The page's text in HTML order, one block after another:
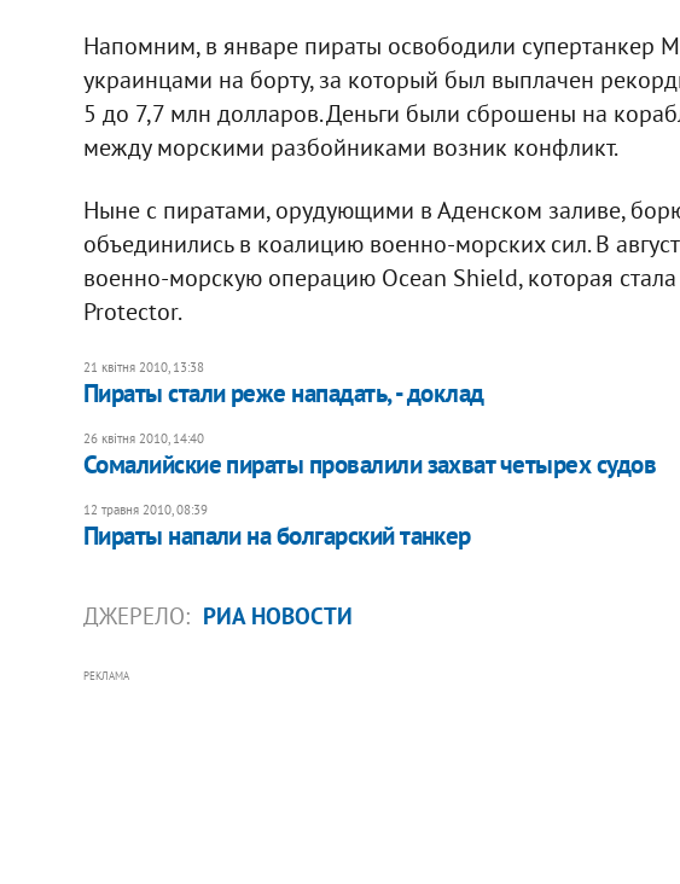
Напомним, в январе пираты освободили супертанкер
украинцами на борту, за который был выплачен
5 до 7,7 млн долларов. Деньги были сброшены на
между морскими разбойниками возник конфликт.
Ныне с пиратами, орудующими в Аденском заливе,
объединились в коалицию военно-морских сил. В
военно-морскую операцию Ocean Shield, которая
Protector.
21 квітня 2010, 13:38
Пираты стали реже нападать, - доклад
26 квітня 2010, 14:40
Сомалийские пираты провалили захват четырех судов
12 травня 2010, 08:39
Пираты напали на болгарский танкер
ДЖЕРЕЛО: РИА НОВОСТИ
РЕКЛАМА